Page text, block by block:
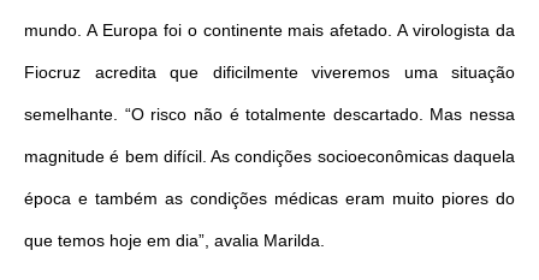
mundo. A Europa foi o continente mais afetado. A virologista da
Fiocruz acredita que dificilmente viveremos uma situação
semelhante. “O risco não é totalmente descartado. Mas nessa
magnitude é bem difícil. As condições socioeconômicas daquela
época e também as condições médicas eram muito piores do
que temos hoje em dia”, avalia Marilda.